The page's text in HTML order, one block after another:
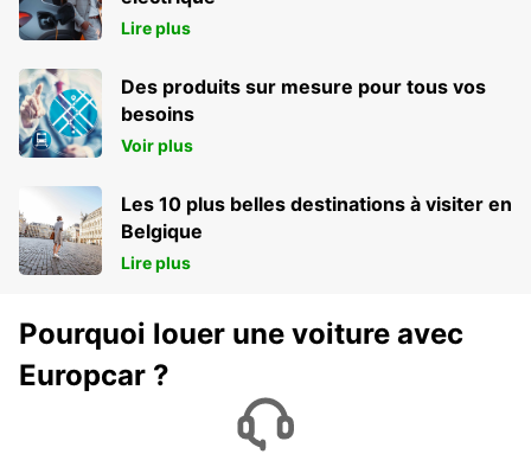
BOCHUM - GERMANY
Lire plus
Des produits sur mesure pour tous vos
besoins
Voir plus
Les 10 plus belles destinations à visiter en
Belgique
Lire plus
Pourquoi louer une voiture avec
Europcar ?